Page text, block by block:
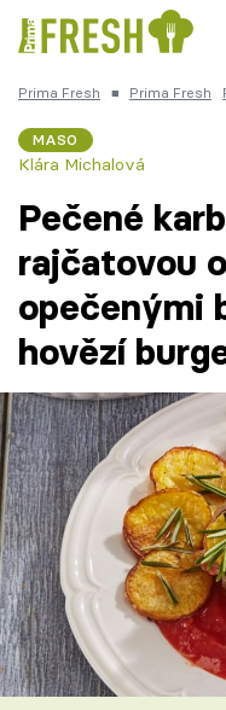
Česká kuchyně
Témata
Články
TV Program
Škola vaření
Recepty z TV
Speciál: Cuketa
Prima Fresh ■ Prima Fresh
MASO
Klára Michalová
Pečené
rajčatovou
opečenými
hovězí